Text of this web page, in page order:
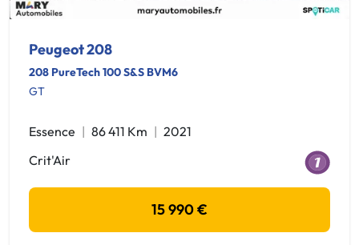
Peugeot 208
208 PureTech 100 S&S BVM6
GT
Essence 86 411 Km
2021
Crit'Air
15 990 €